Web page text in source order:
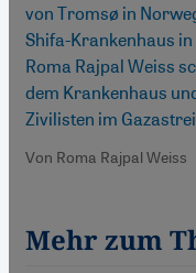
von Tromsø in
Shifa-Krankenhaus
Roma Rajpal Weiss
dem Krankenhaus
Zivilisten im
Von Roma Rajpal Weiss
Mehr zum